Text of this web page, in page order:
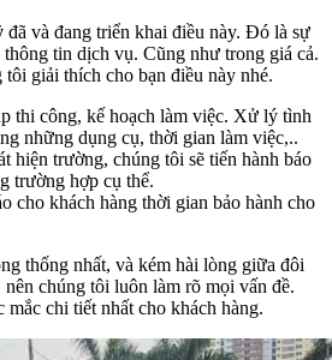
đã và đang triển khai điều này. Đó là sự
tin dịch vụ. Cũng như trong giá cả.
giải thích cho bạn điều này nhé.
thi công, kế hoạch làm việc. Xử lý tình
những dụng cụ, thời gian làm việc,..
hiện trường, chúng tôi sẽ tiến hành báo
trường hợp cụ thể.
cho khách hàng thời gian bảo hành cho
thống nhất, và kém hài lòng giữa đôi
chúng tôi luôn làm rõ mọi vấn đề.
chi tiết nhất cho khách hàng.